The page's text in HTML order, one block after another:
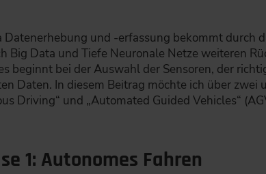
Datenerhebung und -erfassung bekommt durch
Big Data und Tiefe Neuronale Netze weiteren
beginnt bei der Auswahl der Sensoren, der
Daten. In diesem Beitrag möchte ich über
Driving“ und „Automated Guided Vehicles“
1: Autonomes Fahren